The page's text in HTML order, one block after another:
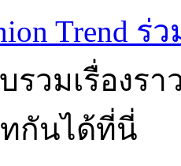
Trend
รวมเรื่องร
กันได้ที่นี่